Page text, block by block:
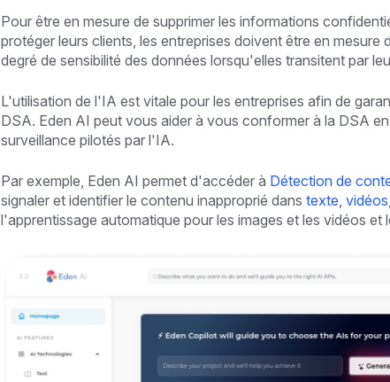
Pour être en mesure de supprimer les informations
protéger leurs clients, les entreprises doivent être en
degré de sensibilité des données lorsqu'elles transitent par
L'utilisation de l'IA est vitale pour les entreprises afin de
DSA. Eden AI peut vous aider à vous conformer à la DSA
surveillance pilotés par l'IA.
Par exemple, Eden AI permet d'accéder à Détection de
signaler et identifier le contenu inapproprié dans texte, vidéos
l'apprentissage automatique pour les images et les vidéos